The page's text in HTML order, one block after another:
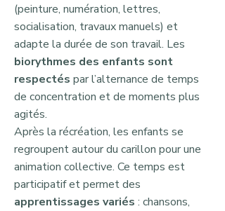
(peinture, numération, lettres,
socialisation, travaux manuels) et
adapte la durée de son travail. Les
biorythmes des enfants sont
respectés par l’alternance de temps
de concentration et de moments plus
agités.
Après la récréation, les enfants se
regroupent autour du carillon pour une
animation collective. Ce temps est
participatif et permet des
apprentissages variés : chansons,